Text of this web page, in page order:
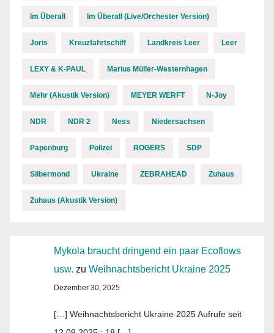
Im Überall Im Überall (Live/Orchester Version)
Joris Kreuzfahrtschiff Landkreis Leer Leer
LEXY & K-PAUL Marius Müller-Westernhagen
Mehr (Akustik Version) MEYER WERFT N-Joy
NDR NDR 2 Ness Niedersachsen
Papenburg Polizei ROGERS SDP
Silbermond Ukraine ZEBRAHEAD Zuhaus
Zuhaus (Akustik Version)
Mykola braucht dringend ein paar Ecoflows
usw. zu Weihnachtsbericht Ukraine 2025
Dezember 30, 2025
[…] Weihnachtsbericht Ukraine 2025 Aufrufe seit